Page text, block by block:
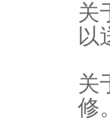
关
以
关
修